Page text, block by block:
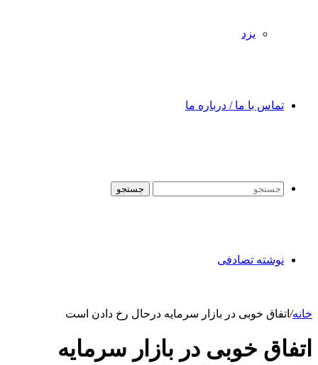
یزد
تماس با ما / درباره ما
جستجو
نوشته تصادفی
خانه/ اتفاق خوبی در بازار سرمایه درحال رخ دادن است
اتفاق خوبی در بازار سرمایه